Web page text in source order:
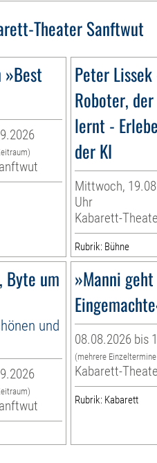
Theater Sanftwut
Peter
Roboter,
lernt -
der KI
Mittwoch,
Uhr
Kabarett-
Rubrik: Bühne
Byte um
und
»Manni
08.08.2026 bis
(mehrere
Kabarett-
Rubrik: Kabarett